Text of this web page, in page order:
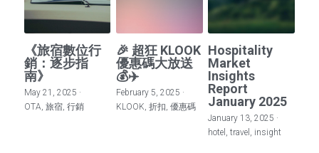
《旅宿數位行
銷：逐步指
南》
May 21, 2025 ·
OTA, 旅宿, 行銷
🎉 超狂 KLOOK
優惠碼大放送
💰✈️
February 5, 2025 ·
KLOOK, 折扣, 優惠碼
Hospitality
Market
Insights
Report
January 2025
January 13, 2025 ·
hotel, travel, insight